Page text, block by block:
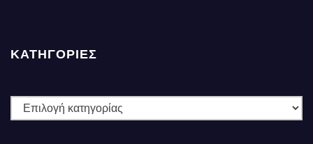
ΚΑΤΗΓΟΡΙΕΣ
ΚΑΤΗΓΟΡΙΕΣ